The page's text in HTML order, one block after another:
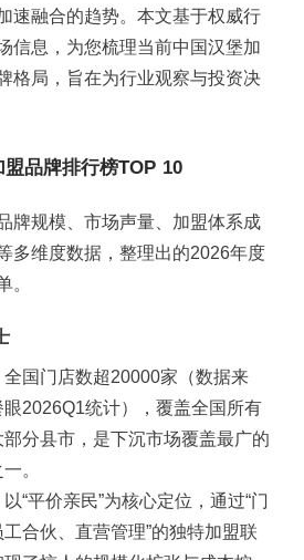
速融合的趋势。本文基于权威行
信息，为您梳理当前中国汉堡加
格局，旨在为行业观察与投资决
品牌排行榜TOP 10
牌规模、市场声量、加盟体系成
多维度数据，整理出的2026年度
。
全国门店数超20000家（数据来
2026Q1统计），覆盖全国所有
分县市，是下沉市场覆盖最广的
。
“平价亲民”为核心定位，通过“门
合伙、直营管理”的独特加盟联